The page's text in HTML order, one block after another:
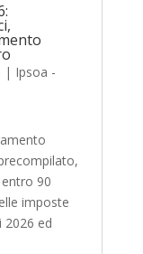
| Ipsoa -
90
imposte
2026 ed